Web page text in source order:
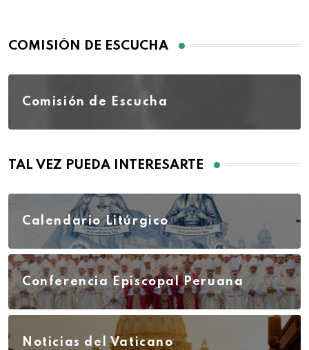
COMISIÓN DE ESCUCHA
Comisión de Escucha
TAL VEZ PUEDA INTERESARTE
Calendario Litúrgico
Conferencia Episcopal Peruana
Noticias del Vaticano